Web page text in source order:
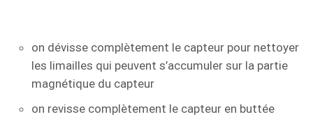
on dévisse complètement le capteur pour nettoyer
les limailles qui peuvent s’accumuler sur la partie
magnétique du capteur
on revisse complètement le capteur en buttée